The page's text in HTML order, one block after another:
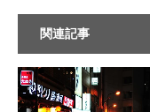
関連記事